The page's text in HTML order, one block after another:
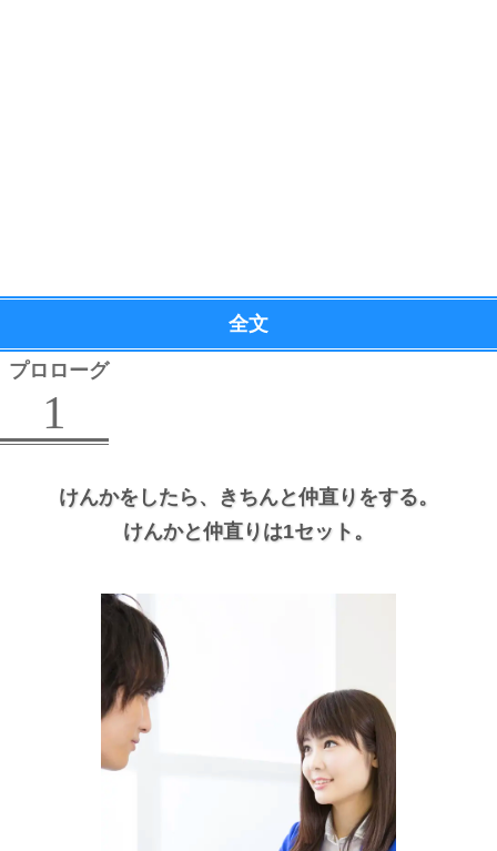
全文
プロローグ
1
けんかをしたら、 きちんと仲直りをする。
けんかと仲直りは1セット。